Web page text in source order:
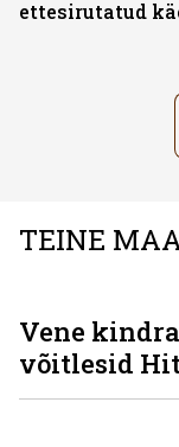
ettesirutatud
TEINE
Vene
võitlesid